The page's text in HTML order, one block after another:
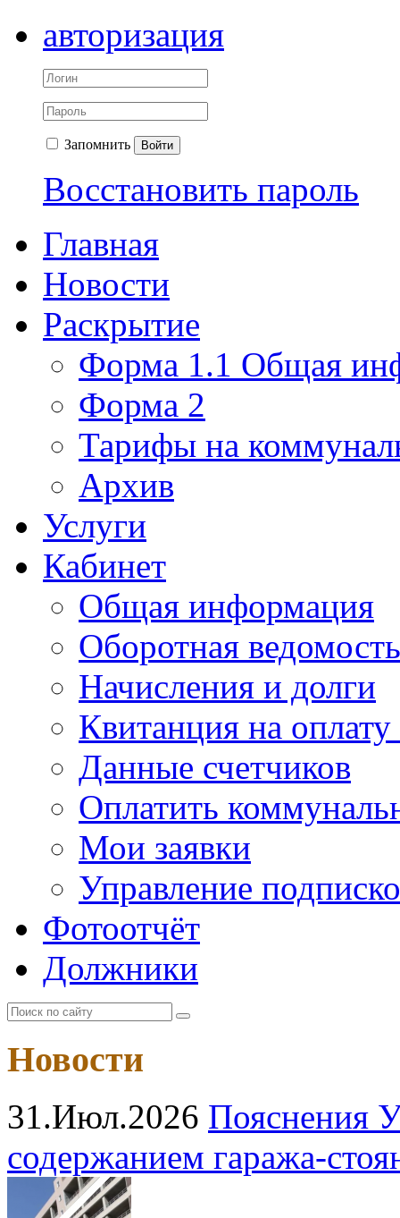
авторизация
Запомнить Войти
Восстановить пароль
Главная
Новости
Раскрытие
Форма 1.1 Общая
Форма 2
Тарифы на
Архив
Услуги
Кабинет
Общая информация
Оборотная ведомость
Начисления и долги
Квитанция на
Данные счетчиков
Оплатить
Мои заявки
Управление
Фотоотчёт
Должники
Новости
31.Июл.2026 Пояснения
содержанием